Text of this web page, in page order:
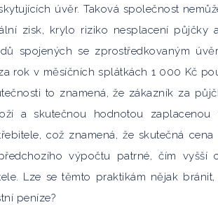
úvěr. Taková společnost
zisk, krylo riziko nesplacení půjčky
spojených se zprostředkovaným
rok v měsíčních splátkách 1 000 Kč
to znamená, že zákazník za
a skutečnou hodnotou zaplacenou
což znamená, že skutečná
výpočtu patrné, čím vyšší
Lze se těmto praktikám nějak
peníze?